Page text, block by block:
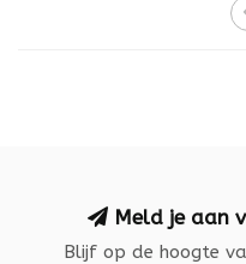
Meld je aan
Blijf op de hoogte